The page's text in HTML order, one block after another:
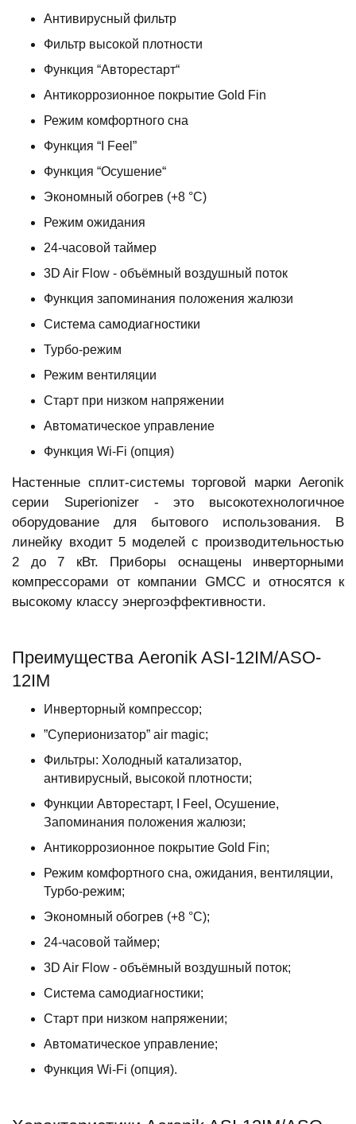
Антивирусный фильтр
Фильтр высокой плотности
Функция “Авторестарт“
Антикоррозионное покрытие Gold Fin
Режим комфортного сна
Функция “I Feel”
Функция “Осушение“
Экономный обогрев (+8 °С)
Режим ожидания
24-часовой таймер
3D Air Flow - объёмный воздушный поток
Функция запоминания положения жалюзи
Система самодиагностики
Турбо-режим
Режим вентиляции
Старт при низком напряжении
Автоматическое управление
Функция Wi-Fi (опция)
Настенные сплит-системы торговой марки Aeronik
серии Superionizer - это высокотехнологичное
оборудование для бытового использования. В
линейку входит 5 моделей с производительностью
2 до 7 кВт. Приборы оснащены инверторными
компрессорами от компании GMCC и относятся к
высокому классу энергоэффективности.
Преимущества Aeronik ASI-12IM/ASO-
12IM
Инверторный компрессор;
”Суперионизатор” air magic;
Фильтры: Холодный катализатор,
антивирусный, высокой плотности;
Функции Авторестарт, I Feel, Осушение,
Запоминания положения жалюзи;
Антикоррозионное покрытие Gold Fin;
Режим комфортного сна, ожидания, вентиляции,
Турбо-режим;
Экономный обогрев (+8 °С);
24-часовой таймер;
3D Air Flow - объёмный воздушный поток;
Система самодиагностики;
Старт при низком напряжении;
Автоматическое управление;
Функция Wi-Fi (опция).